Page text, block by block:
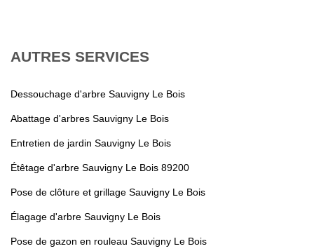
AUTRES SERVICES
Dessouchage d'arbre Sauvigny Le Bois
Abattage d'arbres Sauvigny Le Bois
Entretien de jardin Sauvigny Le Bois
Étêtage d'arbre Sauvigny Le Bois 89200
Pose de clôture et grillage Sauvigny Le Bois
Élagage d'arbre Sauvigny Le Bois
Pose de gazon en rouleau Sauvigny Le Bois